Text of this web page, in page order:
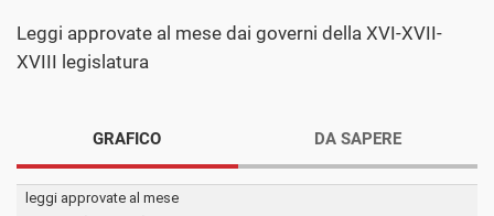
Leggi approvate al mese dai governi della XVI-XVII-
XVIII legislatura
GRAFICO DA SAPERE